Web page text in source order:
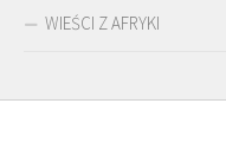
WIEŚCI Z AFRYKI